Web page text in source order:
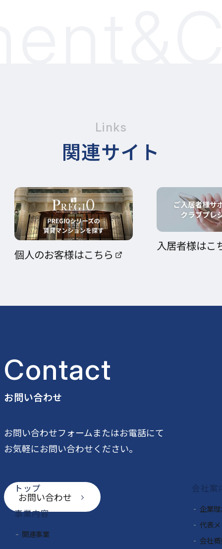
Links
関連サイト
個人のお客様はこちら
入居者様はこ
Contact
お問い合わせ
お問い合わせフォームまたはお電話にて
お気軽にお問い合わせください。
お問い合わせ
トップ
事業内容
関連事業
会社案
企業
代表
会社